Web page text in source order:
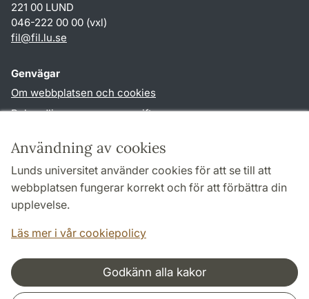
Användning av cookies
Lunds universitet använder cookies för att se till att
webbplatsen fungerar korrekt och för att förbättra din
upplevelse.
Läs mer i vår cookiepolicy
Godkänn alla kakor
221 00 LUND
046-222 00 00 (vxl)
fil@fil.lu.se
Genvägar
Om webbplatsen och cookies
Behandling av personuppgifter
TYPO3-login
Följ oss i sociala medier
Samarbeten och nätverk